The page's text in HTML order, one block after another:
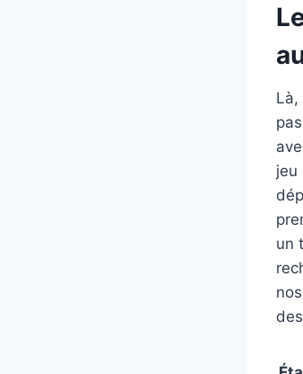
Là,
jeu
un